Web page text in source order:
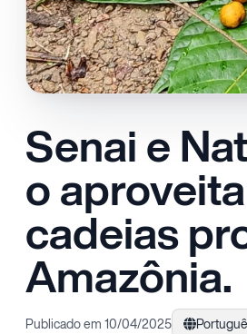
Senai e
o
cadeias
Amazônia.
Publicado em 10/04/2025